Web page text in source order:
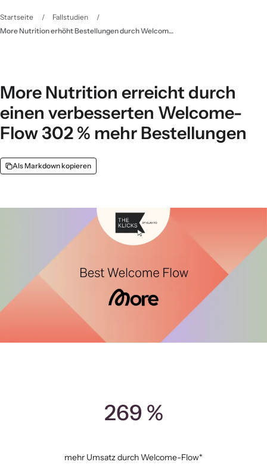
Startseite / Fallstudien
/
More Nutrition erhöht Bestellungen durch Welcome-Flows um 302 % – Klaviyo
More Nutrition erreicht durch
einen verbesserten Welcome-
Flow 302 % mehr Bestellungen
Als Markdown kopieren
269 %
mehr Umsatz durch Welcome-Flow*